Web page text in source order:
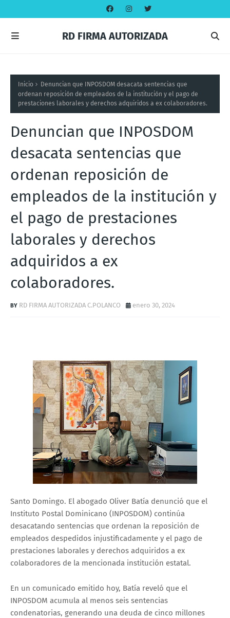
RD FIRMA AUTORIZADA
Inicio
Denuncian que INPOSDOM desacata sentencias que
ordenan reposición de empleados de la institución y el pago de
prestaciones laborales y derechos adquiridos a ex colaboradores.
Denuncian que INPOSDOM
desacata sentencias que
ordenan reposición de
empleados de la institución y
el pago de prestaciones
laborales y derechos
adquiridos a ex
colaboradores.
RD FIRMA AUTORIZADA C.POLANCO enero 30, 2024
Santo Domingo. El abogado Oliver Batía denunció que el
Instituto Postal Dominicano (INPOSDOM) continúa
desacatando sentencias que ordenan la reposición de
empleados despedidos injustificadamente y el pago de
prestaciones laborales y derechos adquiridos a ex
colaboradores de la mencionada institución estatal.
En un comunicado emitido hoy, Batía reveló que el
INPOSDOM acumula al menos seis sentencias
condenatorias, generando una deuda de cinco millones